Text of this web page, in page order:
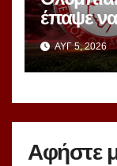
έπαψε
ΑΥΓ 5, 2026
Αφήστε